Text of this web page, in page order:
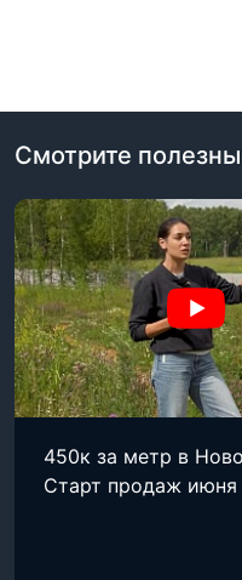
Смотрите
450к за метр в
Старт продаж июня